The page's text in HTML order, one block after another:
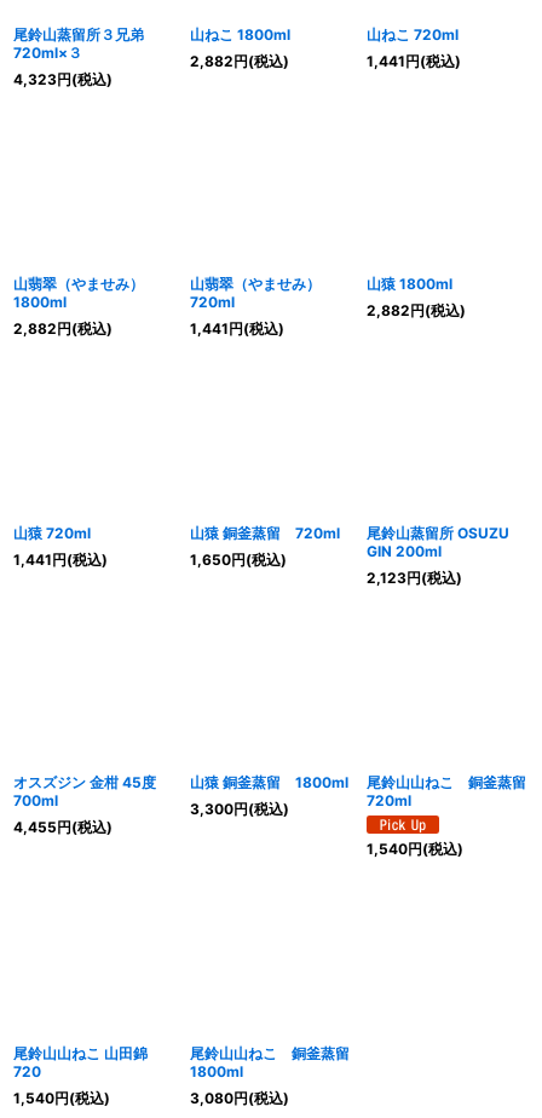
尾鈴山蒸留所３兄弟
720ml×３
4,323円(税込)
山ねこ 1800ml
2,882円(税込)
山ねこ 720ml
1,441円(税込)
山翡翠（やませみ）
1800ml
2,882円(税込)
山翡翠（やませみ）
720ml
1,441円(税込)
山猿 1800ml
2,882円(税込)
山猿 720ml
1,441円(税込)
山猿 銅釜蒸留 720ml
1,650円(税込)
尾鈴山蒸留所 OSUZU
GIN 200ml
2,123円(税込)
オスズジン 金柑 45度
700ml
4,455円(税込)
山猿 銅釜蒸留 1800ml
3,300円(税込)
尾鈴山山ねこ 銅釜蒸留
720ml
1,540円(税込)
尾鈴山山ねこ 山田錦
720
1,540円(税込)
尾鈴山山ねこ 銅釜蒸留
1800ml
3,080円(税込)